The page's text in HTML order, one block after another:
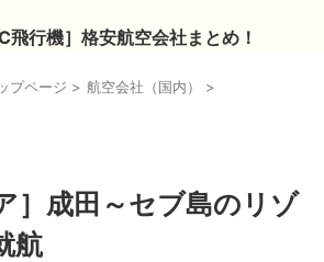
飛行機］格安航空会社まとめ！
プページ > 航空会社（国内）
>
］成田～セブ島のリゾ
航